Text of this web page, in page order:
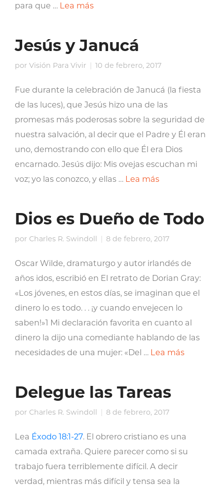
para que … Lea más
Jesús y Janucá
por Visión Para Vivir 10 de febrero, 2017
Fue durante la celebración de Janucá (la fiesta
de las luces), que Jesús hizo una de las
promesas más poderosas sobre la seguridad de
nuestra salvación, al decir que el Padre y Él eran
uno, demostrando con ello que Él era Dios
encarnado. Jesús dijo: Mis ovejas escuchan mi
voz; yo las conozco, y ellas … Lea más
Dios es Dueño de Todo
por Charles R. Swindoll 8 de febrero, 2017
Oscar Wilde, dramaturgo y autor irlandés de
años idos, escribió en El retrato de Dorian Gray:
«Los jóvenes, en estos días, se imaginan que el
dinero lo es todo. . . ¡y cuando envejecen lo
saben!»1 Mi declaración favorita en cuanto al
dinero la dijo una comediante hablando de las
necesidades de una mujer: «Del … Lea más
Delegue las Tareas
por Charles R. Swindoll 8 de febrero, 2017
Lea Éxodo 18:1-27. El obrero cristiano es una
camada extraña. Quiere parecer como si su
trabajo fuera terriblemente difícil. A decir
verdad, mientras más difícil y tensa sea la